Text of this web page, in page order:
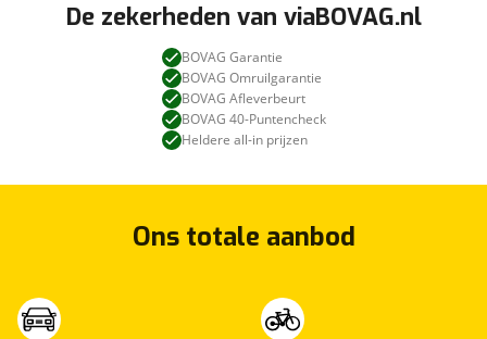
De zekerheden van viaBOVAG.nl
BOVAG Garantie
BOVAG Omruilgarantie
BOVAG Afleverbeurt
BOVAG 40-Puntencheck
Heldere all-in prijzen
Ons totale aanbod